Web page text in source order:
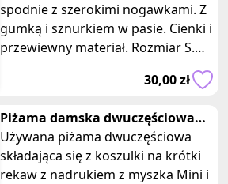
spodnie z szerokimi nogawkami. Z
gumką i sznurkiem w pasie. Cienki i
przewiewny materiał. Rozmiar S.
30,00 zł
Piżama damska dwuczęściowa
bawelniana z myszka Mini
Używana piżama dwuczęściowa
składająca się z koszulki na krótki
rekaw z nadrukiem z myszka Mini i